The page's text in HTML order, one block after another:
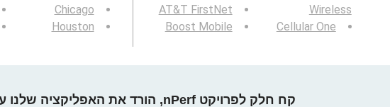
Wireless
Cellular One
AT&T FirstNet
Boost Mobile
Chicago
Houston
קח חלק לפרויקט nPerf, הורד את האפליקציה שלנו עכשיו!